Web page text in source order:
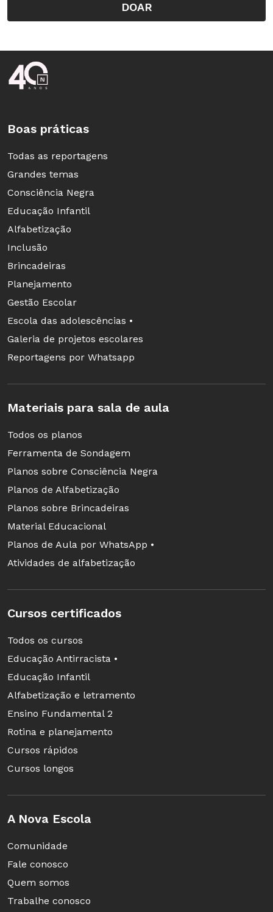
DOAR
Rodapé da Nova Escola
Boas práticas
Todas as reportagens
Grandes temas
Consciência Negra
Educação Infantil
Alfabetização
Inclusão
Brincadeiras
Planejamento
Gestão Escolar
Escola das adolescências •
Galeria de projetos escolares
Reportagens por Whatsapp
Materiais para sala de aula
Todos os planos
Ferramenta de Sondagem
Planos sobre Consciência Negra
Planos de Alfabetização
Planos sobre Brincadeiras
Material Educacional
Planos de Aula por WhatsApp •
Atividades de alfabetização
Cursos certificados
Todos os cursos
Educação Antirracista •
Educação Infantil
Alfabetização e letramento
Ensino Fundamental 2
Rotina e planejamento
Cursos rápidos
Cursos longos
A Nova Escola
Comunidade
Fale conosco
Quem somos
Trabalhe conosco